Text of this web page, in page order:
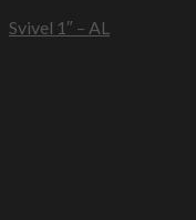
Svivel 1″ – AL